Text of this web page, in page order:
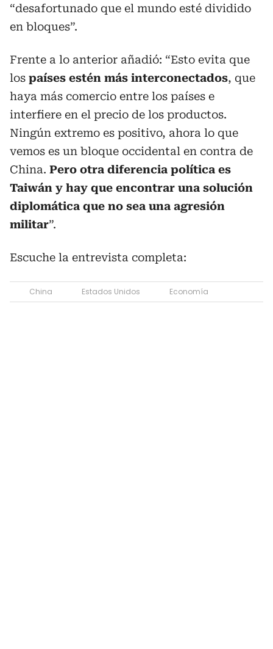
“desafortunado que el mundo esté dividido
en bloques”.
Frente a lo anterior añadió: “Esto evita que
los países estén más interconectados, que
haya más comercio entre los países e
interfiere en el precio de los productos.
Ningún extremo es positivo, ahora lo que
vemos es un bloque occidental en contra de
China. Pero otra diferencia política es
Taiwán y hay que encontrar una solución
diplomática que no sea una agresión
militar”.
Escuche la entrevista completa:
China Estados Unidos Economía